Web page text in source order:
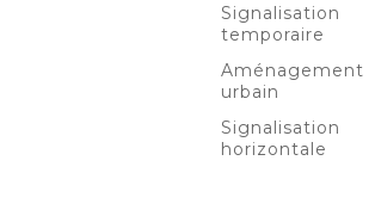
Signalisation
temporaire
Aménagement
urbain
Signalisation
horizontale